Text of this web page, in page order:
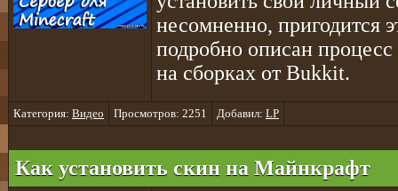
несомненно, пригодится
подробно описан процесс
на сборках от Bukkit.
Категория: Видео Просмотров: 2251 Добавил: LP
Как установить скин на Майнкрафт